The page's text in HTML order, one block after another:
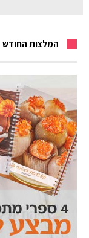
המלצות החודש